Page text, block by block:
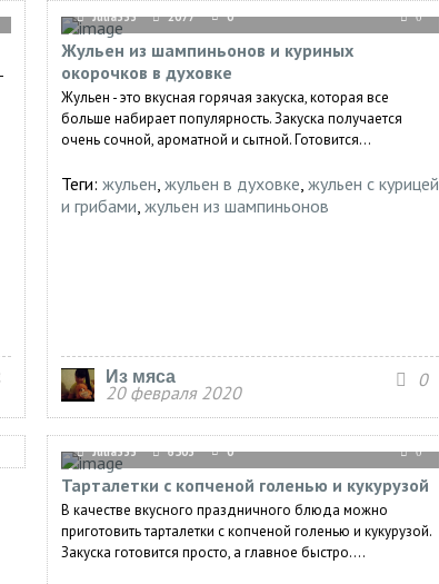
Julia333 2077 0 0
Жульен из шампиньонов и куриных
окорочков в духовке
Жульен - это вкусная горячая закуска, которая все
больше набирает популярность. Закуска получается
очень сочной, ароматной и сытной. Готовится...
Теги: жульен, жульен в духовке, жульен с курицей
и грибами, жульен из шампиньонов
Из мяса
20 февраля 2020
0
Julia333 6503 0 0
Тарталетки с копченой голенью и кукурузой
В качестве вкусного праздничного блюда можно
приготовить тарталетки с копченой голенью и кукурузой.
Закуска готовится просто, а главное быстро....